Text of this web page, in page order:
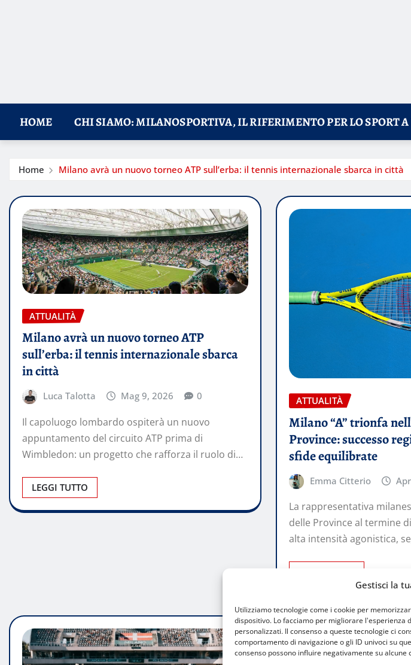
Gestisci la
Utilizziamo tecnologie come i cookie per
dispositivo. Lo facciamo per migliorare l'esperienza
personalizzati. Il consenso a queste tecnologie ci
comportamento di navigazione o gli ID univoci su
consenso possono influire negativamente su
HOME CHI SIAMO: MILANOSPORTIVA, IL RIFERIMENTO PER LO SPORT
Home Milano avrà un nuovo torneo ATP sull’erba: il tennis internazionale sbarca in città
ATTUALITÀ
Milano avrà un nuovo torneo ATP
sull’erba: il tennis internazionale sbarca
in città
Luca Talotta Mag 9, 2026 0
Il capoluogo lombardo ospiterà un nuovo
appuntamento del circuito ATP prima di
Wimbledon: un progetto che rafforza il ruolo di…
LEGGI TUTTO
ATTUALITÀ
Milano “A” trionfa
Province: successo
sfide equilibrate
Emma Citterio
La rappresentativa
delle Province al termine
alta intensità agonistica,